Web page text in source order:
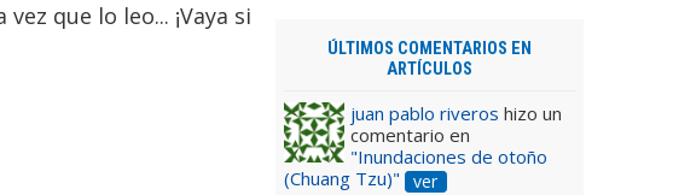
que lo leo... ¡Vaya si
ÚLTIMOS COMENTARIOS EN
ARTÍCULOS
juan pablo riveros hizo un
comentario en
"Inundaciones de otoño
(Chuang Tzu)"
ver